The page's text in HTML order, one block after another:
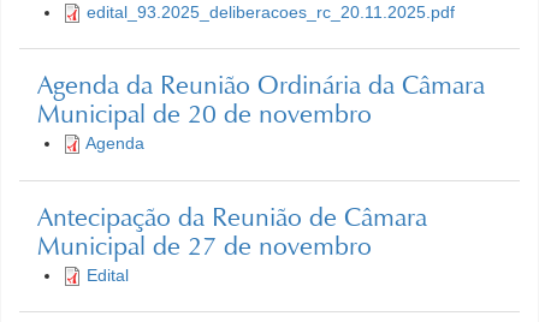
edital_93.2025_deliberacoes_rc_20.11.2025.pdf
Agenda da Reunião Ordinária da Câmara
Municipal de 20 de novembro
Agenda
Antecipação da Reunião de Câmara
Municipal de 27 de novembro
Edital